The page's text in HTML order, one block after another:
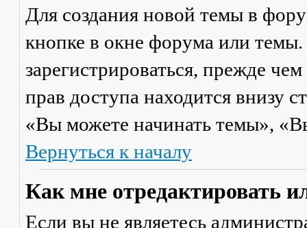
Для создания новой темы в
кнопке в окне форума или
зарегистрироваться, прежде
прав доступа находится внизу
«Вы можете начинать темы»,
Вернуться к началу
Как мне отредактировать
Если вы не являетесь